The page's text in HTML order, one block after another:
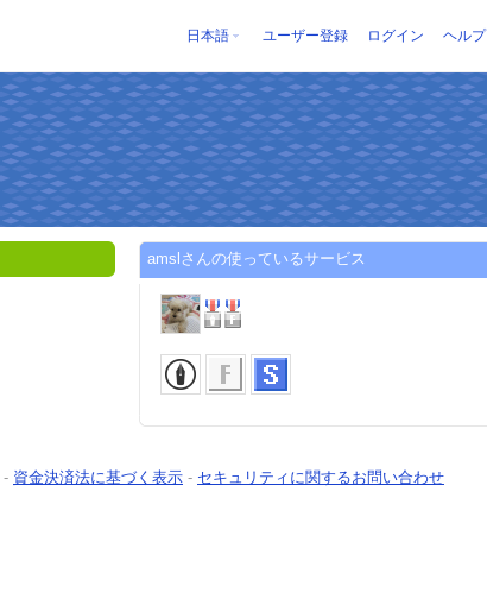
日本語 ユーザー登録 ログイン ヘルプ
amslさんの使っているサービス
- 資金決済法に基づく表示 - セキュリティに関するお問い合わせ